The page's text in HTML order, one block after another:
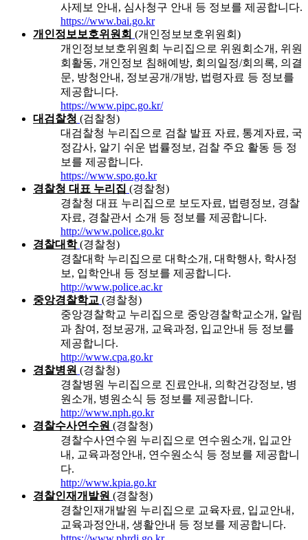
사제보 안내, 심사청구 안내 등 정보를 제공합니다.
https://www.bai.go.kr
개인정보보호위원회 (개인정보보호위원회)
개인정보보호위원회 누리집으로 위원회소개, 위원
회활동, 개인정보 침해예방, 회의일정/회의록, 의결
문, 방청안내, 정보공개/개방, 법령자료 등 정보를
제공합니다.
https://www.pipc.go.kr/
대검찰청 (검찰청)
대검찰청 누리집으로 검찰 발표 자료, 통계자료, 국
정감사, 알기 쉬운 법률정보, 검찰 주요 활동 등 정
보를 제공합니다.
https://www.spo.go.kr
경찰청 대표 누리집 (경찰청)
경찰청 대표 누리집으로 보도자료, 법령정보, 경찰
자료, 경찰관서 소개 등 정보를 제공합니다.
http://www.police.go.kr
경찰대학 (경찰청)
경찰대학 누리집으로 대학소개, 대학행사, 학사정
보, 입학안내 등 정보를 제공합니다.
http://www.police.ac.kr
중앙경찰학교 (경찰청)
중앙경찰학교 누리집으로 중앙경찰학교소개, 알림
과 참여, 정보공개, 교육과정, 입교안내 등 정보를
제공합니다.
http://www.cpa.go.kr
경찰병원 (경찰청)
경찰병원 누리집으로 진료안내, 의학건강정보, 병
원소개, 병원소식 등 정보를 제공합니다.
http://www.nph.go.kr
경찰수사연수원 (경찰청)
경찰수사연수원 누리집으로 연수원소개, 입교안
내, 교육과정안내, 연수원소식 등 정보를 제공합니
다.
http://www.kpia.go.kr
경찰인재개발원 (경찰청)
경찰인재개발원 누리집으로 교육자료, 입교안내,
교육과정안내, 생활안내 등 정보를 제공합니다.